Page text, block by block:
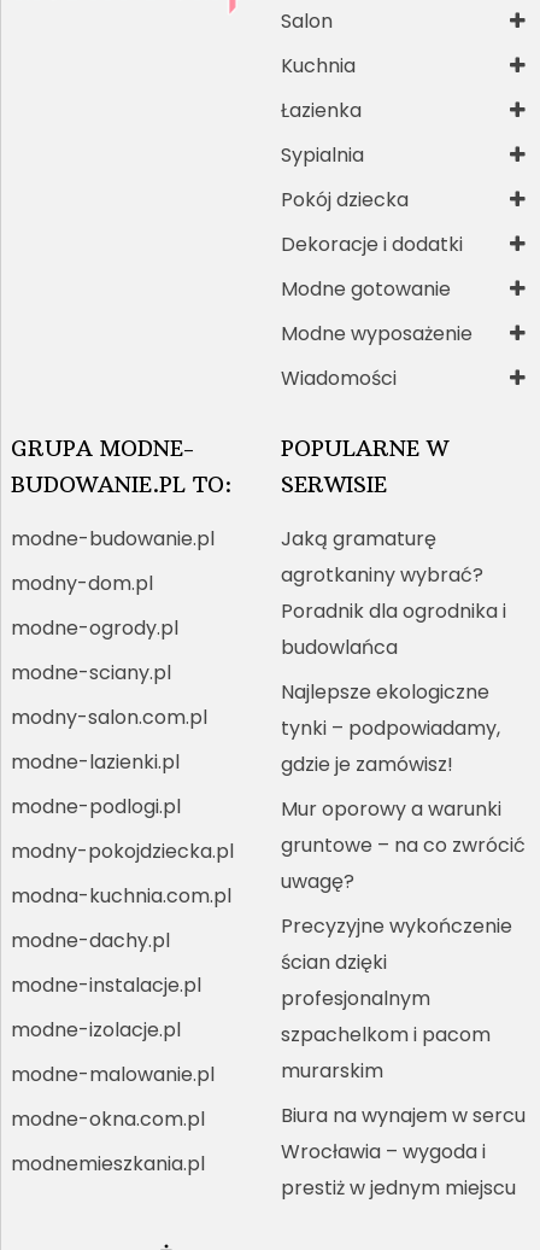
Salon
Kuchnia
Łazienka
Sypialnia
Pokój dziecka
Dekoracje i dodatki
Modne gotowanie
Modne wyposażenie
Wiadomości
GRUPA MODNE-
BUDOWANIE.PL TO:
modne-budowanie.pl
modny-dom.pl
modne-ogrody.pl
modne-sciany.pl
modny-salon.com.pl
modne-lazienki.pl
modne-podlogi.pl
modny-pokojdziecka.pl
modna-kuchnia.com.pl
modne-dachy.pl
modne-instalacje.pl
modne-izolacje.pl
modne-malowanie.pl
modne-okna.com.pl
modnemieszkania.pl
POPULARNE W
SERWISIE
Jaką gramaturę
agrotkaniny wybrać?
Poradnik dla ogrodnika i
budowlańca
Najlepsze ekologiczne
tynki – podpowiadamy,
gdzie je zamówisz!
Mur oporowy a warunki
gruntowe – na co zwrócić
uwagę?
Precyzyjne wykończenie
ścian dzięki
profesjonalnym
szpachelkom i pacom
murarskim
Biura na wynajem w sercu
Wrocławia – wygoda i
prestiż w jednym miejscu